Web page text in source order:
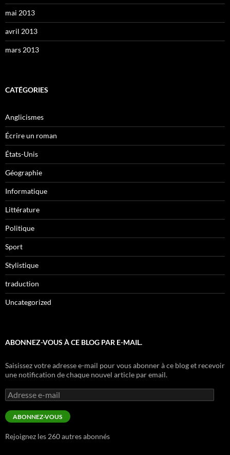
mai 2013
avril 2013
mars 2013
CATÉGORIES
Anglicismes
Écrire un roman
États-Unis
Géographie
Informatique
Littérature
Politique
Sport
Stylistique
traduction
Uncategorized
ABONNEZ-VOUS À CE BLOG PAR E-MAIL.
Saisissez votre adresse e-mail pour vous abonner à ce blog et recevoir
une notification de chaque nouvel article par email.
Adresse
e-
mail
ABONNEZ-VOUS
Rejoignez les 260 autres abonnés